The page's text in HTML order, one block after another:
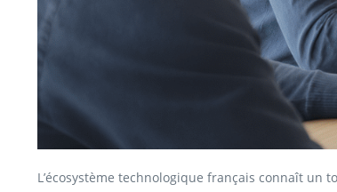
L’écosystème technologique français connaît